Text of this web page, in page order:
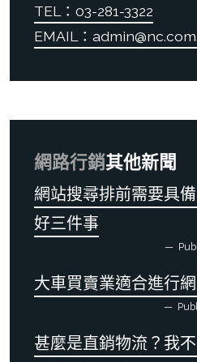
TEL：03-281-3322
EMAIL：
網路行銷其他新聞
網站搜尋排前需要具
好三件事
大車買賣業適合進行
甚麼是直銷物流？我